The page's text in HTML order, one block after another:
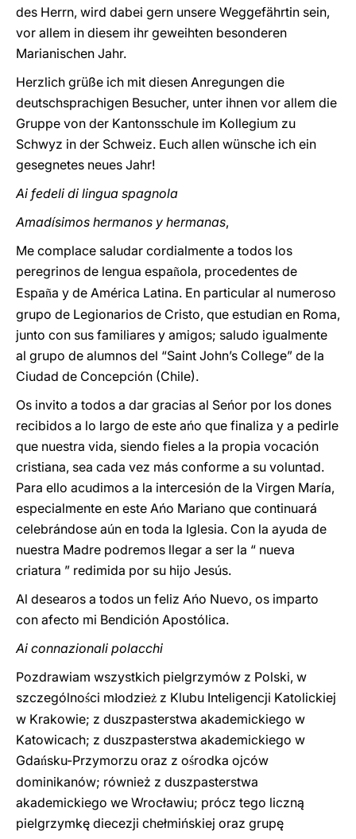
des Herrn, wird dabei gern unsere Weggefährtin sein,
vor allem in diesem ihr geweihten besonderen
Marianischen Jahr.
Herzlich grüße ich mit diesen Anregungen die
deutschsprachigen Besucher, unter ihnen vor allem die
Gruppe von der Kantonsschule im Kollegium zu
Schwyz in der Schweiz. Euch allen wünsche ich ein
gesegnetes neues Jahr!
Ai fedeli di lingua spagnola
Amadísimos hermanos y hermanas,
Me complace saludar cordialmente a todos los
peregrinos de lengua española, procedentes de
España y de América Latina. En particular al numeroso
grupo de Legionarios de Cristo, que estudian en Roma,
junto con sus familiares y amigos; saludo igualmente
al grupo de alumnos del “Saint John’s College” de la
Ciudad de Concepción (Chile).
Os invito a todos a dar gracias al Seńor por los dones
recibidos a lo largo de este ańo que finaliza y a pedirle
que nuestra vida, siendo fieles a la propia vocación
cristiana, sea cada vez más conforme a su voluntad.
Para ello acudimos a la intercesión de la Virgen María,
especialmente en este Ańo Mariano que continuará
celebrándose aún en toda la Iglesia. Con la ayuda de
nuestra Madre podremos llegar a ser la “ nueva
criatura ” redimida por su hijo Jesús.
Al desearos a todos un feliz Ańo Nuevo, os imparto
con afecto mi Bendición Apostólica.
Ai connazionali polacchi
Pozdrawiam wszystkich pielgrzymów z Polski, w
szczególności młodzież z Klubu Inteligencji Katolickiej
w Krakowie; z duszpasterstwa akademickiego w
Katowicach; z duszpasterstwa akademickiego w
Gdańsku-Przymorzu oraz z ośrodka ojców
dominikanów; również z duszpasterstwa
akademickiego we Wrocławiu; prócz tego liczną
pielgrzymkę diecezji chełmińskiej oraz grupę